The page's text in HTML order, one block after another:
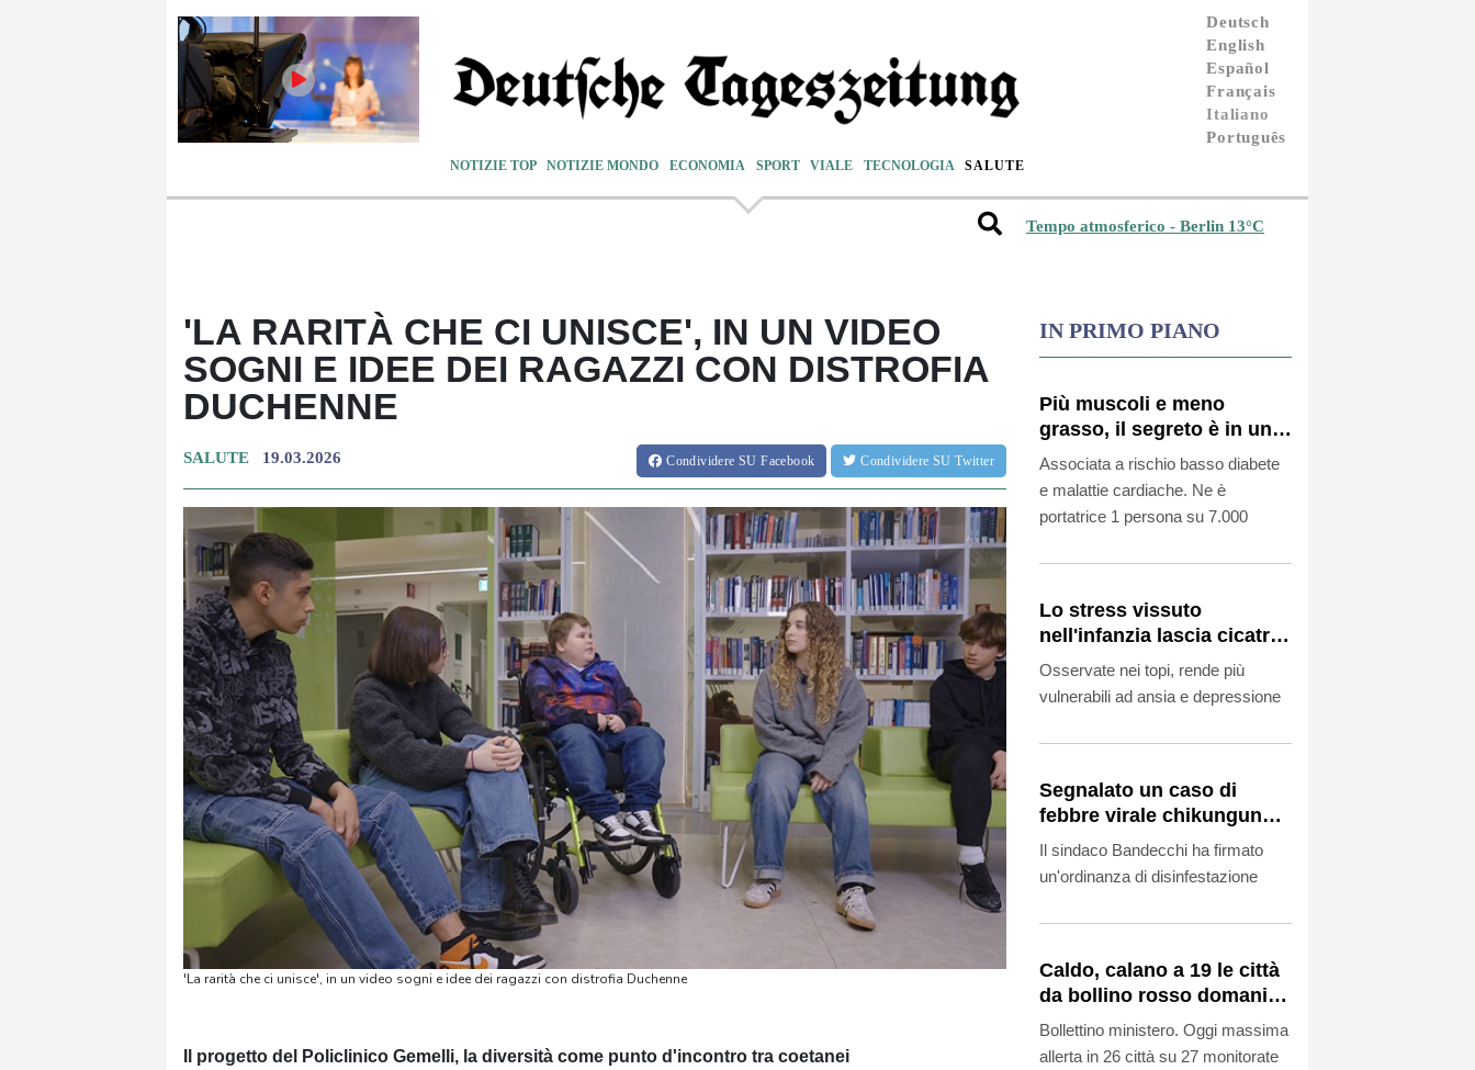
Deutsch
English
Español
Français
Italiano
Português
NOTIZIE TOP NOTIZIE MONDO ECONOMIA SPORT VIALE TECNOLOGIA SALUTE
Tempo atmosferico - Berlin 13°C
'LA RARITÀ CHE CI UNISCE', IN UN VIDEO
SOGNI E IDEE DEI RAGAZZI CON DISTROFIA
DUCHENNE
SALUTE 19.03.2026 Condividere SU Facebook Condividere SU Twitter
'La rarità che ci unisce', in un video sogni e idee dei ragazzi con distrofia Duchenne
Il progetto del Policlinico Gemelli, la diversità come punto d'incontro tra coetanei
IN PRIMO PIANO
Più muscoli e meno
grasso, il segreto è in una
rara mutazione genetica
Associata a rischio basso diabete
e malattie cardiache. Ne è
portatrice 1 persona su 7.000
Lo stress vissuto
nell'infanzia lascia cicatrici
nel cervello
Osservate nei topi, rende più
vulnerabili ad ansia e depressione
Segnalato un caso di
febbre virale chikungunya
a Terni
Il sindaco Bandecchi ha firmato
un'ordinanza di disinfestazione
Caldo, calano a 19 le città
da bollino rosso domani e
domenica
Bollettino ministero. Oggi massima
allerta in 26 città su 27 monitorate